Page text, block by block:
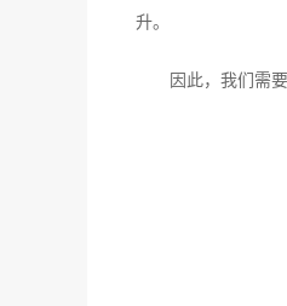
升。
因此，我们需